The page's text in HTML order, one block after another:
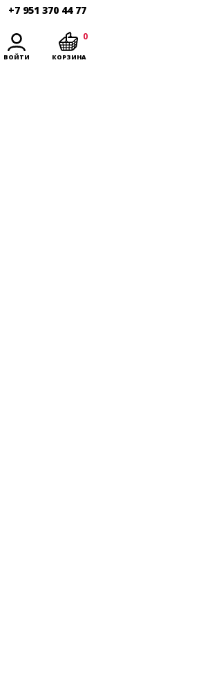
+7 951 370 44 77
ВОЙТИ КОРЗИНА
0